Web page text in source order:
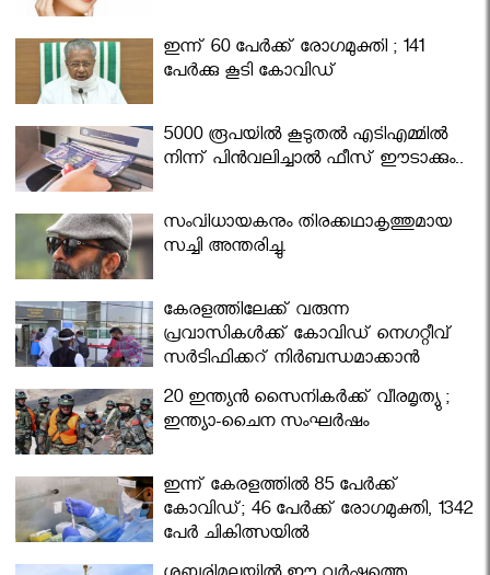
ഇന്ന് 60 പേർക്ക് രോഗമുക്തി ; 141
പേര്‍ക്കു കൂടി കോവിഡ്
5000 രൂപയിൽ കൂടുതൽ എടിഎമ്മിൽ
നിന്ന് പിൻവലിച്ചാൽ ഫീസ് ഈടാക്കും..
സംവിധായകനും തിരക്കഥാകൃത്തുമായ
സച്ചി അന്തരിച്ചു.
കേരളത്തിലേക്ക് വരുന്ന
പ്രവാസികള്‍ക്ക് കോവിഡ് നെഗറ്റീവ്
സര്‍ട്ടിഫിക്കറ്റ് നിർബന്ധമാക്കാൻ
മന്ത്രിസഭ
20 ഇന്ത്യൻ സൈനികർക്ക് വീരമൃത്യു ;
ഇന്ത്യാ-ചൈന സംഘർഷം
ഇന്ന് കേരളത്തിൽ 85 പേർക്ക്
കോവിഡ്; 46 പേർക്ക് രോഗമുക്തി, 1342
പേർ ചികിത്സയിൽ